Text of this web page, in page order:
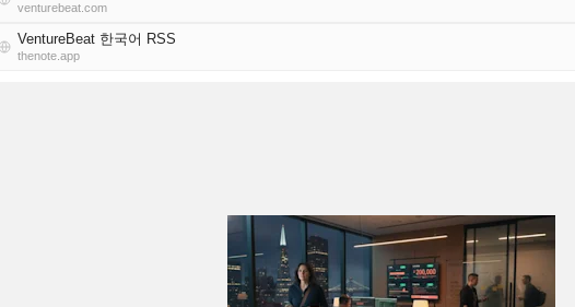
venturebeat.com
VentureBeat 한국어 RSS
thenote.app